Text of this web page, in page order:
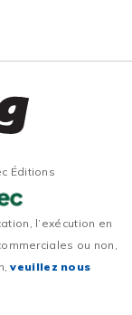
Éditions
l’exécution en
ou non,
veuillez nous